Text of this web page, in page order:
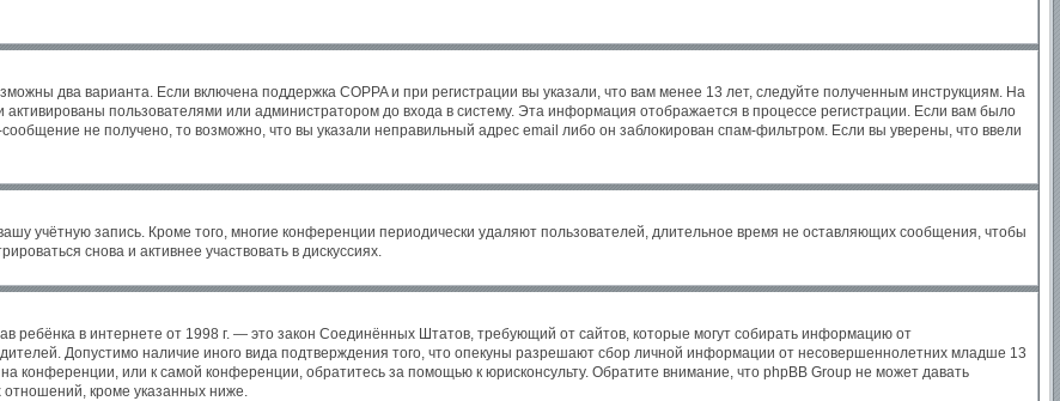
два варианта. Если включена поддержка COPPA и при регистрации вы указали, что вам менее 13 лет, следуйте полученным инструкциям. На
пользователями или администратором до входа в систему. Эта информация отображается в процессе регистрации. Если вам было
не получено, то возможно, что вы указали неправильный адрес email либо он заблокирован спам-фильтром. Если вы уверены, что ввели
учётную запись. Кроме того, многие конференции периодически удаляют пользователей, длительное время не оставляющих сообщения, чтобы
снова и активнее участвовать в дискуссиях.
ребёнка в интернете от 1998 г. — это закон Соединённых Штатов, требующий от сайтов, которые могут собирать информацию от
Допустимо наличие иного вида подтверждения того, что опекуны разрешают сбор личной информации от несовершеннолетних младше 13
конференции, или к самой конференции, обратитесь за помощью к юрисконсульту. Обратите внимание, что phpBB Group не может давать
кроме указанных ниже.